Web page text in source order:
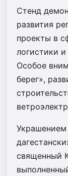
Стенд
развития
проекты в
логистики
Особое
берег»,
Украшением
священный